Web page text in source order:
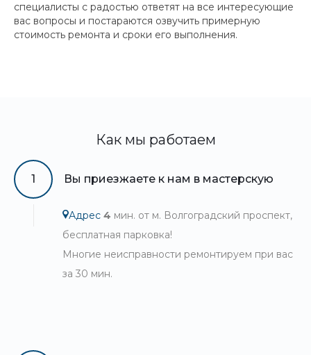
специалисты с радостью ответят на все интересующие
вас вопросы и постараются озвучить примерную
стоимость ремонта и сроки его выполнения.
Как мы работаем
1 Вы приезжаете к нам в мастерскую
Адрес 4 мин. от м. Волгоградский проспект,
бесплатная парковка!
Многие неисправности ремонтируем при вас
за 30 мин.